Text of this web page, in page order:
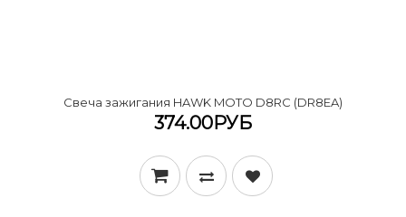
Cвеча зажигания HAWK MOTO D8RC (DR8EA)
374.00РУБ